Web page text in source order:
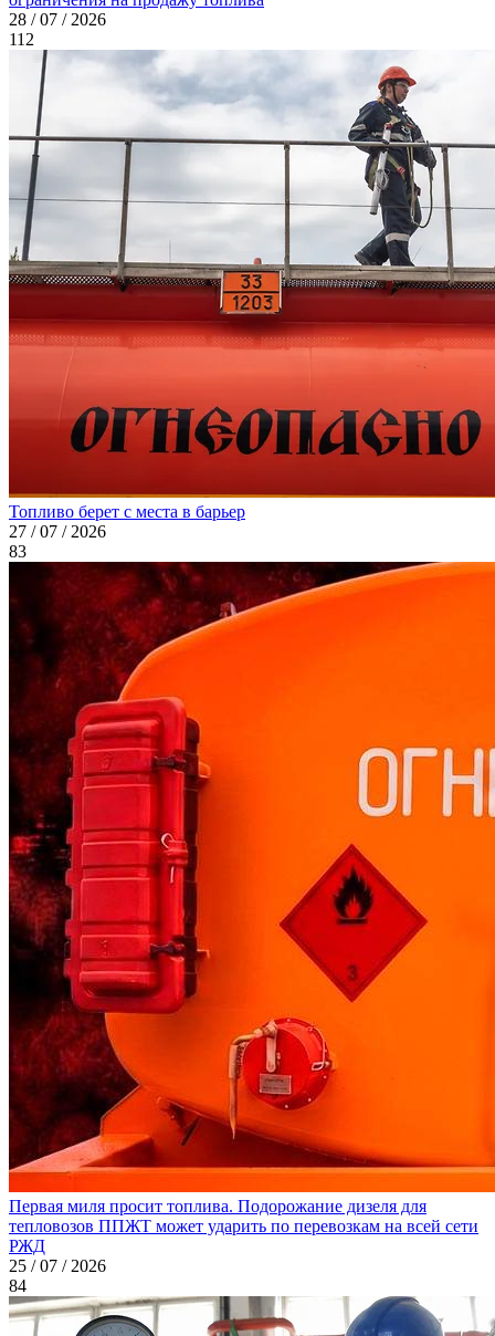
28 / 07 / 2026
112
Топливо берет с места в барьер
27 / 07 / 2026
83
Первая миля просит топлива. Подорожание дизеля для
тепловозов ППЖТ может ударить по перевозкам на всей сети
РЖД
25 / 07 / 2026
84